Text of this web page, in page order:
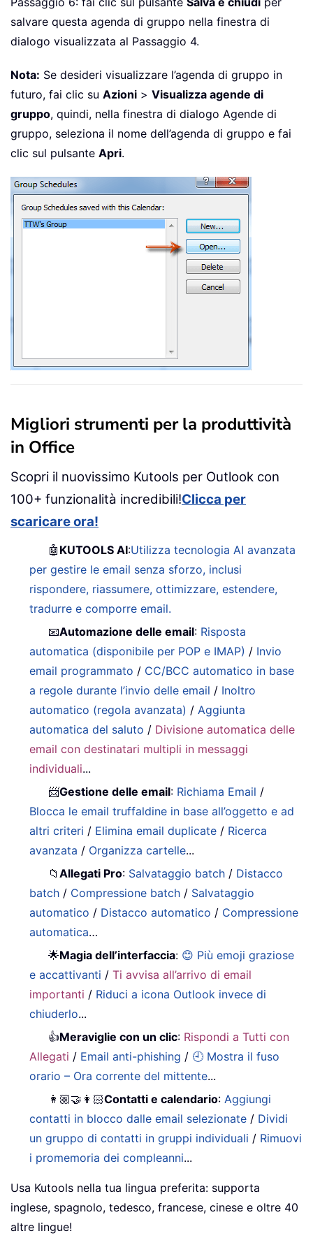
salvare questa agenda di gruppo nella finestra di
dialogo visualizzata al Passaggio 4.
Nota: Se desideri visualizzare l’agenda di gruppo in
futuro, fai clic su Azioni > Visualizza agende di
gruppo, quindi, nella finestra di dialogo Agende di
gruppo, seleziona il nome dell’agenda di gruppo e fai
clic sul pulsante Apri.
Migliori strumenti per la produttività
in Office
Scopri il nuovissimo Kutools per Outlook con
100+ funzionalità incredibili!Clicca per
scaricare ora!
🤖 KUTOOLS AI:Utilizza tecnologia AI avanzata
per gestire le email senza sforzo, inclusi
rispondere, riassumere, ottimizzare, estendere,
tradurre e comporre email.
📧Automazione delle email: Risposta
automatica (disponibile per POP e IMAP) / Invio
email programmato / CC/BCC automatico in base
a regole durante l’invio delle email / Inoltro
automatico (regola avanzata) / Aggiunta
automatica del saluto / Divisione automatica delle
email con destinatari multipli in messaggi
individuali...
📨Gestione delle email: Richiama Email /
Blocca le email truffaldine in base all’oggetto e ad
altri criteri / Elimina email duplicate / Ricerca
avanzata / Organizza cartelle...
📁Allegati Pro: Salvataggio batch / Distacco
batch / Compressione batch / Salvataggio
automatico / Distacco automatico / Compressione
automatica…
🌟Magia dell’interfaccia: 😊 Più emoji graziose
e accattivanti /Ti avvisa all’arrivo di email
importanti / Riduci a icona Outlook invece di
chiuderlo...
👍Meraviglie con un clic: Rispondi a Tutti con
Allegati / Email anti-phishing / 🕘 Mostra il fuso
orario – Ora corrente del mittente...
👩🏼‍🤝‍👩🏻Contatti e calendario: Aggiungi
contatti in blocco dalle email selezionate / Dividi
un gruppo di contatti in gruppi individuali / Rimuovi
i promemoria dei compleanni...
Usa Kutools nella tua lingua preferita: supporta
inglese, spagnolo, tedesco, francese, cinese e oltre 40
altre lingue!